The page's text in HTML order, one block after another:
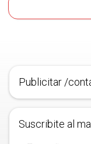
Publicitar /
Suscribite al